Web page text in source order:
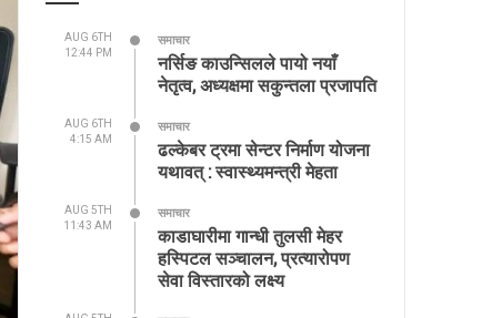
AUG 6TH
12:44 PM
समाचार
नर्सिङ काउन्सिलले पायो नयाँ
नेतृत्व, अध्यक्षमा सकुन्तला प्रजापति
AUG 6TH
4:15 AM
समाचार
ढल्केबर ट्रमा सेन्टर निर्माण योजना
यथावत् : स्वास्थ्यमन्त्री मेहता
AUG 5TH
11:43 AM
समाचार
काडाघारीमा गान्धी तुलसी मेहर
हस्पिटल सञ्चालन, प्रत्यारोपण
सेवा विस्तारको लक्ष्य